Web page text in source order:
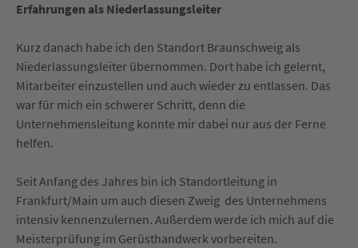
Erfahrungen als Niederlassungsleiter
Kurz danach habe ich den Standort Braunschweig als
Niederlassungsleiter übernommen. Dort habe ich gelernt,
Mitarbeiter einzustellen und auch wieder zu entlassen. Das
war für mich ein schwerer Schritt, denn die
Unternehmensleitung konnte mir dabei nur aus der Ferne
helfen.
Seit Anfang des Jahres bin ich Standortleitung in
Frankfurt/Main um auch diesen Zweig des Unternehmens
intensiv kennenzulernen. Außerdem werde ich mich auf die
Meisterprüfung im Gerüsthandwerk vorbereiten.